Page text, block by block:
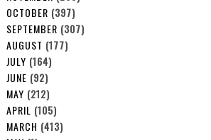
OCTOBER (397)
SEPTEMBER (307)
AUGUST (177)
JULY (164)
JUNE (92)
MAY (212)
APRIL (105)
MARCH (413)